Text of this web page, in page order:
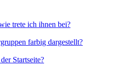
trete ich ihnen bei?
farbig dargestellt?
Startseite?